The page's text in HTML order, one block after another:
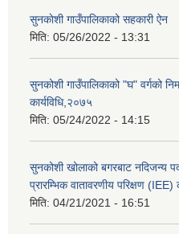
सुनकाेशी गाउँपालिकाको सहकारी ऐन
मिति: 05/26/2022 - 13:31
सुनकोशी गाउँपालिकाको "घ" वर्गको
कार्यविधि,२०७५
मिति: 05/24/2022 - 14:15
सुनकोशी खोलाको बगरबाट नदिजन्य
प्रारम्भिक वातावरणीय परिक्षण (IEE)
मिति: 04/21/2021 - 16:51